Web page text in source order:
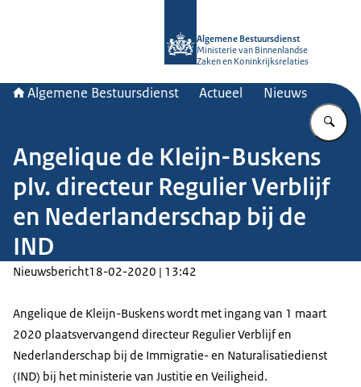
Algemene Bestuursdienst
Ministerie van Binnenlandse
Zaken en Koninkrijksrelaties
Algemene Bestuursdienst Actueel Nieuws
Angelique de Kleijn-Buskens
plv. directeur Regulier Verblijf
en Nederlanderschap bij de
IND
Nieuwsbericht18-02-2020 | 13:42
Angelique de Kleijn-Buskens wordt met ingang van 1 maart
2020 plaatsvervangend directeur Regulier Verblijf en
Nederlanderschap bij de Immigratie- en Naturalisatiedienst
(IND) bij het ministerie van Justitie en Veiligheid.